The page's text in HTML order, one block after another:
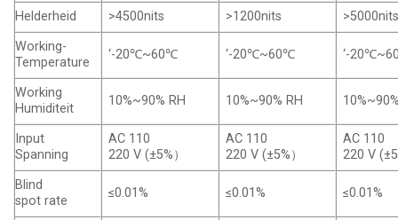
Helderheid >4500nits >1200nits >5000
Working-
Temperature
‘-20℃~60℃ ‘-20℃~60℃ ‘-
Working
Humiditeit
10%~90% RH 10%~90% RH 10%
Input
Spanning
AC 110
220 V (±5%）
AC 110
220 V (±5%）
AC 110
220 V (
Blind
spot rate
≤0.01% ≤0.01% ≤0.01%